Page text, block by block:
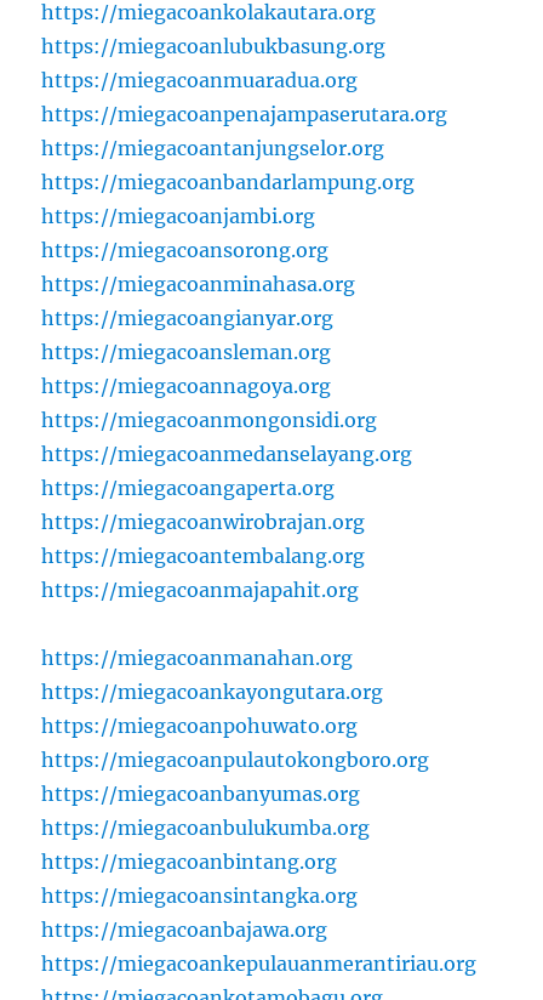
https://miegacoankolakautara.org
https://miegacoanlubukbasung.org
https://miegacoanmuaradua.org
https://miegacoanpenajampaserutara.org
https://miegacoantanjungselor.org
https://miegacoanbandarlampung.org
https://miegacoanjambi.org
https://miegacoansorong.org
https://miegacoanminahasa.org
https://miegacoangianyar.org
https://miegacoansleman.org
https://miegacoannagoya.org
https://miegacoanmongonsidi.org
https://miegacoanmedanselayang.org
https://miegacoangaperta.org
https://miegacoanwirobrajan.org
https://miegacoantembalang.org
https://miegacoanmajapahit.org
https://miegacoanmanahan.org
https://miegacoankayongutara.org
https://miegacoanpohuwato.org
https://miegacoanpulautokongboro.org
https://miegacoanbanyumas.org
https://miegacoanbulukumba.org
https://miegacoanbintang.org
https://miegacoansintangka.org
https://miegacoanbajawa.org
https://miegacoankepulauanmerantiriau.org